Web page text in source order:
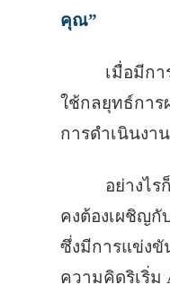
คุณ”
เมื่อมีก
ใช้กลยุทธ์กา
การดําเนินง
อย่างไ
คงต้องเผชิญ
ซึ่งมีการแข่งขั
ความคิดริเริ่